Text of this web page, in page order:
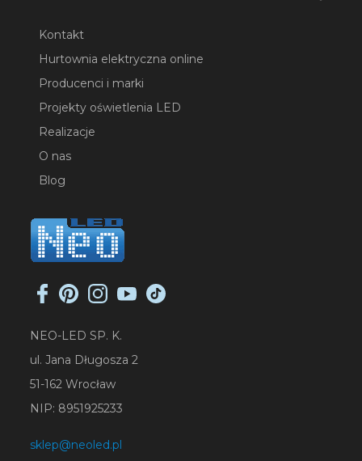
Kontakt
Hurtownia elektryczna online
Producenci i marki
Projekty oświetlenia LED
Realizacje
O nas
Blog
NEO-LED SP. K.
ul. Jana Długosza 2
51-162 Wrocław
NIP: 8951925233
sklep@neoled.pl